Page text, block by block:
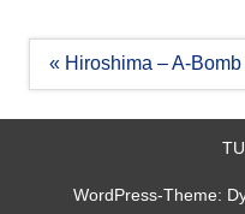
Beitragsnavigation
« Hiroshima – A-
WordPress-Theme: